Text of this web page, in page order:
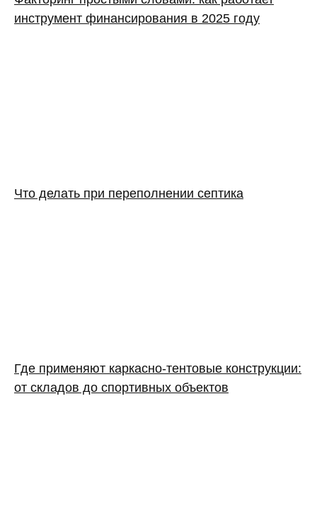
инструмент финансирования в 2025 году
Что делать при переполнении септика
Где применяют каркасно‑тентовые конструкции:
от складов до спортивных объектов